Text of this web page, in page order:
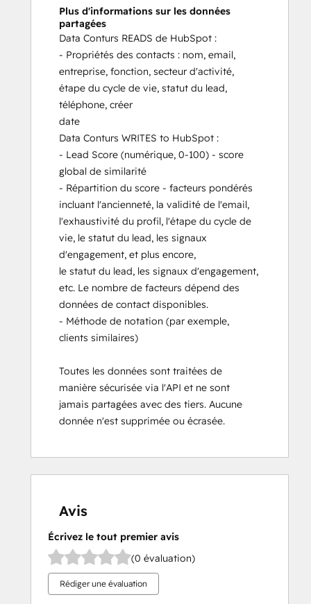
Plus d'informations sur les données
partagées
Data Conturs READS de HubSpot :
- Propriétés des contacts : nom, email,
entreprise, fonction, secteur d'activité,
étape du cycle de vie, statut du lead,
téléphone, créer
date
Data Conturs WRITES to HubSpot :
- Lead Score (numérique, 0-100) - score
global de similarité
- Répartition du score - facteurs pondérés
incluant l'ancienneté, la validité de l'email,
l'exhaustivité du profil, l'étape du cycle de
vie, le statut du lead, les signaux
d'engagement, et plus encore,
le statut du lead, les signaux d'engagement,
etc. Le nombre de facteurs dépend des
données de contact disponibles.
- Méthode de notation (par exemple,
clients similaires)
Toutes les données sont traitées de
manière sécurisée via l'API et ne sont
jamais partagées avec des tiers. Aucune
donnée n'est supprimée ou écrasée.
Avis
Écrivez le tout premier avis
(0 évaluation)
Rédiger une évaluation